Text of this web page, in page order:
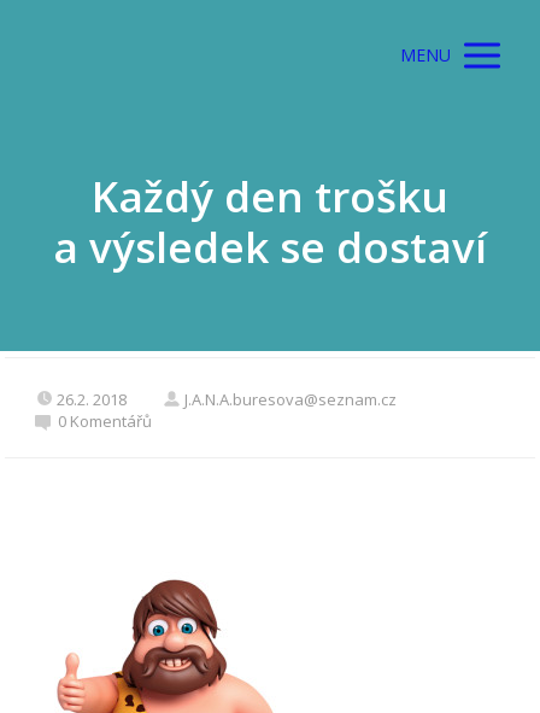
MENU
Každý den trošku
a výsledek se dostaví
26.2. 2018
J.A.N.A.buresova@seznam.cz
0 Komentářů